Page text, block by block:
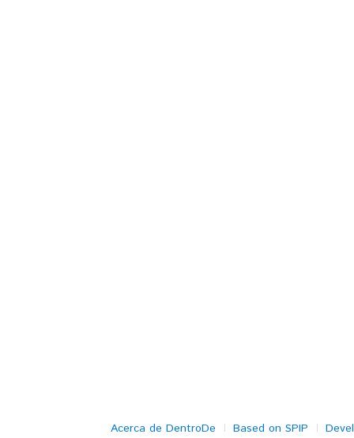
Acerca de DentroDe Based on SPIP